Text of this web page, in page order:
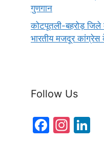
गुणगान
कोटपूतली-बहरोड़
भारतीय मजदूर कांग्रेस
Follow Us
F
In